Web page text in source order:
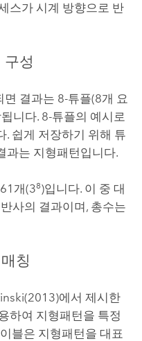
스가 시계 방향으로 반
성
결과는 8-튜플(8개 요
니다. 8-튜플의 예시로
. 쉽게 저장하기 위해 튜
과는 지형패턴입니다.
개(38)입니다. 이 중 대
사의 결과이며, 총수는
칭
에서 제시한
하여 지형패턴을 특정
블은 지형패턴을 대표